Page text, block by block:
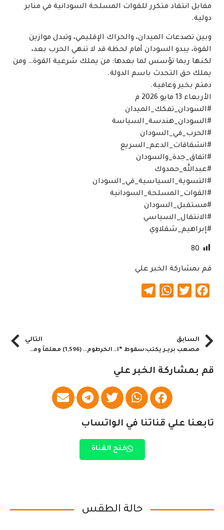
مقابل انتقاد متكرر للقوات المسلحة السودانية في منابر
دولية.
وبين تصدعات الميدان، والحراك الإقليمي، وتبدل موازين
القوة، يبدو السودان أمام لحظة قد لا تنهي الحرب بعد،
لكنها ربما تؤسس لما بعدها: من يملك شرعية القوة… ومن
يملك حق التحدث باسم الدولة.
دمتم بخير وعافية.
الأربعاء 13 مايو 2026 م
#السودان_تفكك_الميدان
#السودان_هندسة_السياسة
#الحرب_في_السودان
#انشقاقات_الدعم_السريع
#اتفاق_جدة_والسودان
#عبدالله_حمدوك
#التسوية_السياسية_في_السودان
#القوات_المسلحة_السودانية
#مستقبل_السودان
#الانتقال_السياسي
#إبراهيم_شقلاوي
80
قم بمشاركة الخبر علي
Facebook
Twitter
WhatsApp
السابق
مصعب بريــر يكتب:سقوط “البدلة الشاملة”.. حين تتخلى الشرطة عن هيبة العسكرة لصالح كفاءة الخدمة ..!
التالي
الخرطوم.. (1,596) معلماً ومعلمة يشاركون في عمليات تصحيح أوراق امتحانات الشهادة الثانوية
قم بمشاركة الخبر علي
تابعنا علي قناتنا في الواتساب
فتح القناة
حالة الطقس